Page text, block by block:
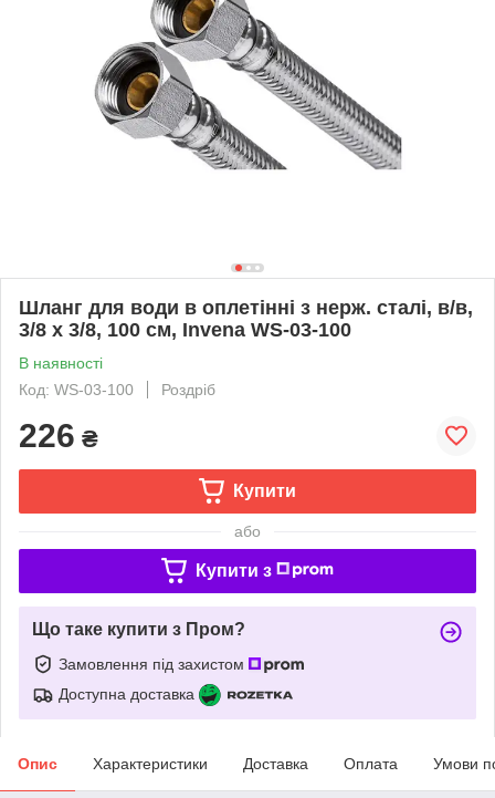
Шланг для води в оплетінні з нерж. сталі, в/в,
3/8 x 3/8, 100 см, Invena WS-03-100
В наявності
Код: WS-03-100
Роздріб
226 ₴
Купити
або
Купити з
Що таке купити з Пром?
Замовлення під захистом
Доступна доставка
Опис Характеристики Доставка Оплата Умови